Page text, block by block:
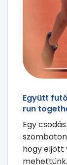
Együtt
run
Egy
hogy eljött